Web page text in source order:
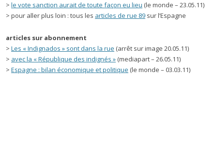
> le vote sanction aurait de toute façon eu lieu (le monde – 23.05.11)
> pour aller plus loin : tous les articles de rue 89 sur l’Espagne
articles sur abonnement
> Les « Indignados » sont dans la rue (arrêt sur image 20.05.11)
> avec la « République des indignés » (mediapart – 26.05.11)
> Espagne : bilan économique et politique (le monde – 03.03.11)